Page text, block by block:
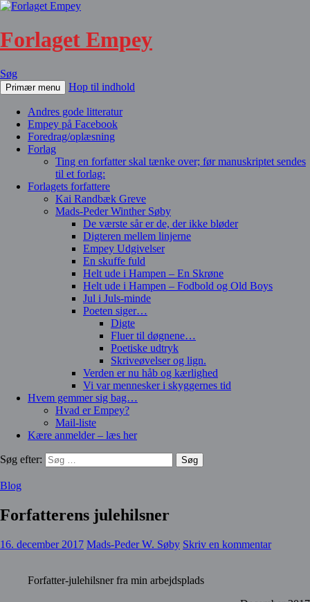
Forlaget Empey
Søg
Primær menu Hop til indhold
Andres gode litteratur
Empey på Facebook
Foredrag/oplæsning
Forlag
Ting en forfatter skal tænke over; før manuskriptet sendes
til et forlag:
Forlagets forfattere
Kai Randbæk Greve
Mads-Peder Winther Søby
De værste sår er de, der ikke bløder
Digteren mellem linjerne
Empey Udgivelser
En skuffe fuld
Helt ude i Hampen – En Skrøne
Helt ude i Hampen – Fodbold og Old Boys
Jul i Juls-minde
Poeten siger…
Digte
Fluer til døgnene…
Poetiske udtryk
Skriveøvelser og lign.
Verden er nu håb og kærlighed
Vi var mennesker i skyggernes tid
Hvem gemmer sig bag…
Hvad er Empey?
Mail-liste
Kære anmelder – læs her
Søg efter:
Blog
Forfatterens julehilsner
16. december 2017 Mads-Peder W. Søby Skriv en kommentar
Forfatter-julehilsner fra min arbejdsplads